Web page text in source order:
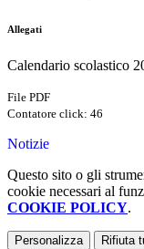
Allegati
Calendario scolastico
File PDF
Contatore click: 46
Notizie
Questo sito o gli
cookie necessari al
COOKIE POLICY.
Personalizza Rifiuta